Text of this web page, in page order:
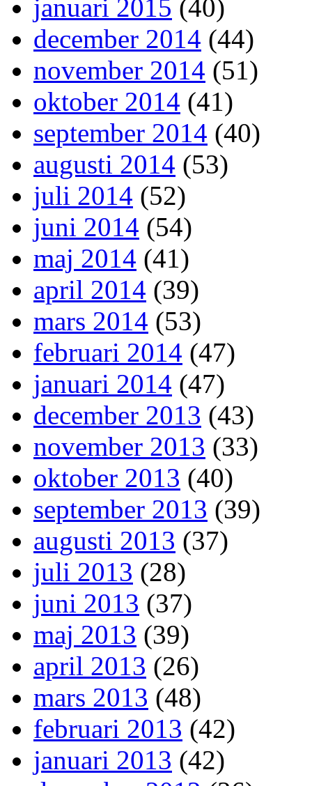
januari 2015 (40)
december 2014 (44)
november 2014 (51)
oktober 2014 (41)
september 2014 (40)
augusti 2014 (53)
juli 2014 (52)
juni 2014 (54)
maj 2014 (41)
april 2014 (39)
mars 2014 (53)
februari 2014 (47)
januari 2014 (47)
december 2013 (43)
november 2013 (33)
oktober 2013 (40)
september 2013 (39)
augusti 2013 (37)
juli 2013 (28)
juni 2013 (37)
maj 2013 (39)
april 2013 (26)
mars 2013 (48)
februari 2013 (42)
januari 2013 (42)